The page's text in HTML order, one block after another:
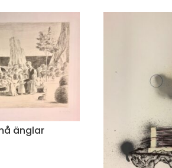
änglar